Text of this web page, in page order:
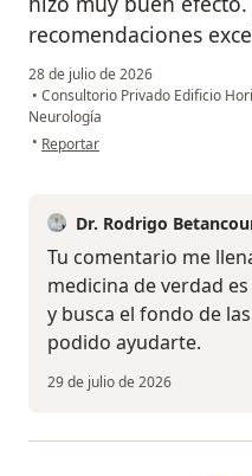
recomendaciones
28 de julio de 2026
• Consultorio Privado Edificio
Neurología
• en opinión del usuario Leidy
Reportar
Dr. Rodrigo
Tu comentario me
medicina de verdad
y busca el fondo de
podido ayudarte.
29 de julio de 2026